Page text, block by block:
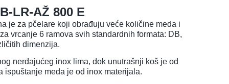
LR-AŽ 800 E
je za pčelare koji obrađuju veće količine meda i
vrcanje 6 ramova svih standardnih formata: DB,
dimenzija.
nerđajućeg inox lima, dok unutrašnji koš je od
ispuštanje meda je od inox materijala.